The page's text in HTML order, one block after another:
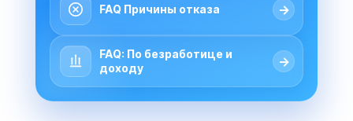
FAQ Причины отказа →
FAQ: По безработице и
доходу
→